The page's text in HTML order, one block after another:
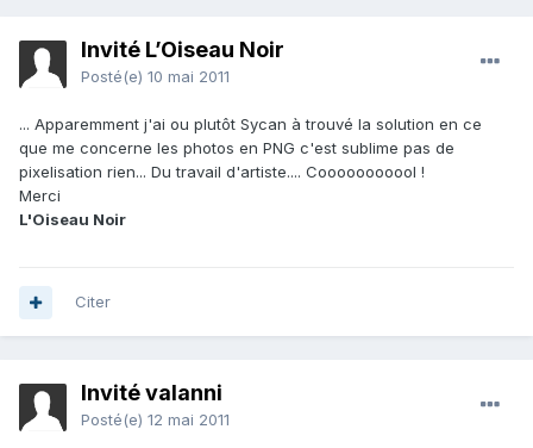
Invité L’Oiseau Noir
Posté(e) 10 mai 2011
... Apparemment j'ai ou plutôt Sycan à trouvé la solution en ce
que me concerne les photos en PNG c'est sublime pas de
pixelisation rien... Du travail d'artiste.... Cooooooooool !
Merci
L'Oiseau Noir
Citer
Invité valanni
Posté(e) 12 mai 2011